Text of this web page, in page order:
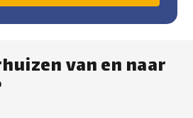
van en naar